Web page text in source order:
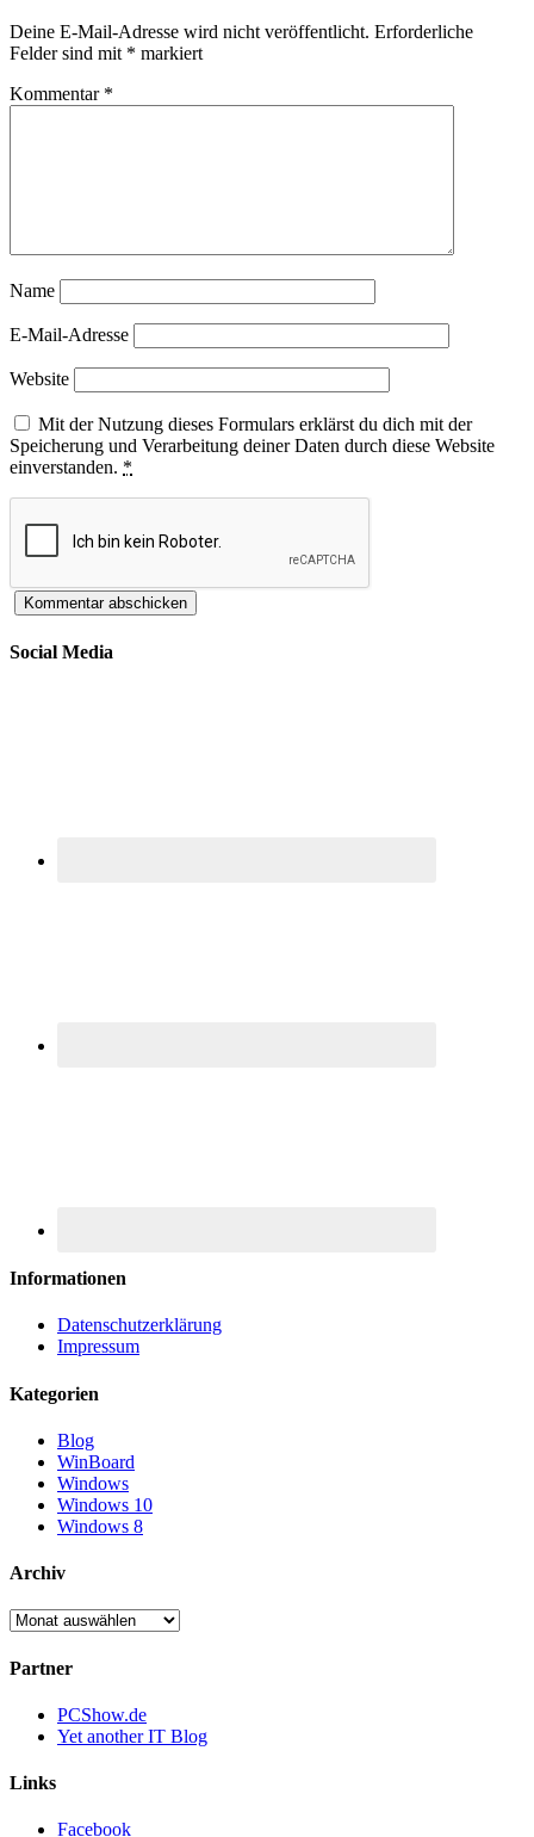
Deine E-Mail-Adresse wird nicht veröffentlicht. Erforderliche
Felder sind mit * markiert
Kommentar *
Name
E-Mail-Adresse
Website
Mit der Nutzung dieses Formulars erklärst du dich mit der
Speicherung und Verarbeitung deiner Daten durch diese Website
einverstanden. *
Social Media
Informationen
Datenschutzerklärung
Impressum
Kategorien
Blog
WinBoard
Windows
Windows 10
Windows 8
Archiv
Archiv
Partner
PCShow.de
Yet another IT Blog
Links
Facebook